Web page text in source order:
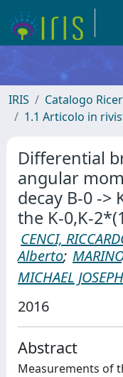
IRIS Catalogo
1.1 Articolo in
Differential
angular
decay B-0 ->
the K-0,K-
CENCI,
Alberto;
MICHAEL JOSEPH
2016
Abstract
Measurements of